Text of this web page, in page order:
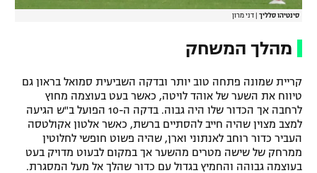
סינטיהו סלליך דני מרון
מהלך המשחק
קריית שמונה פתחה טוב יותר ובדקה השביעית סמואל בראון גם
טיווח את השער של אוהד לויטה, כאשר בעט בעוצמה מחוץ
לרחבה אך הכדור שלו היה גבוה. בדקה ה-10 הפועל ב"ש הגיעה
למצב מצוין שהיה חייב להסתיים ברשת, כאשר אלטון אקולטסה
העביר כדור רוחב לאנתוני וארן, שהיה פשוט חופשי לחלוטין
ממרחק של שישה מטרים מהשער אך במקום לבעוט מדויק בעט
בעוצמה גבוהה והחמיץ בגדול עם כדור שהלך אל מעל המסגרת.